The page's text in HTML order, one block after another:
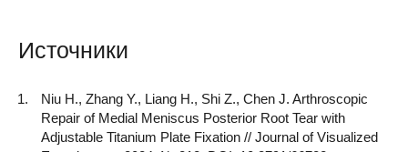
Автор вопроса:
Автор ответа:
встречаются у пожилых людей, являются одним из
Автор вопроса: Георгий А.
Автор ответа:
Источники
Niu H., Zhang Y., Liang H., Shi Z., Chen J. Arthroscopic
Repair of Medial Meniscus Posterior Root Tear with
Adjustable Titanium Plate Fixation // Journal of Visualized